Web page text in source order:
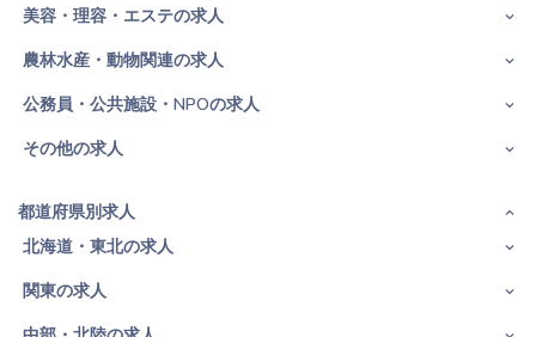
美容・理容・エステの求人
農林水産・動物関連の求人
公務員・公共施設・NPOの求人
その他の求人
都道府県別求人
北海道・東北の求人
関東の求人